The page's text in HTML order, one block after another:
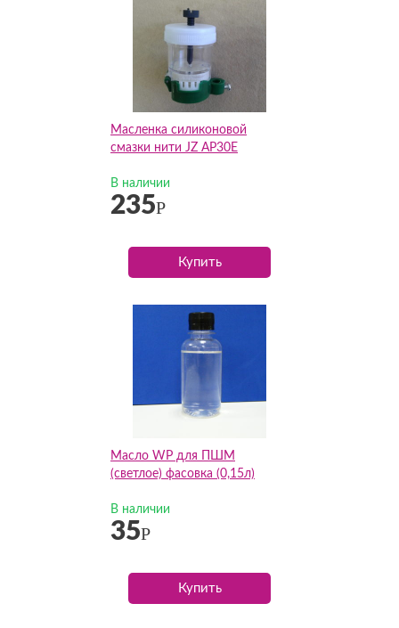
Масленка силиконовой
смазки нити JZ AP30E
В наличии
235Р
Купить
Масло WP для ПШМ
(светлое) фасовка (0,15л)
В наличии
35Р
Купить